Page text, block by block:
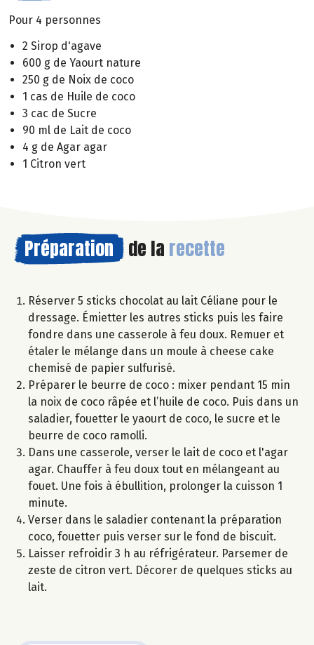
Pour 4 personnes
2 Sirop d'agave
600 g de Yaourt nature
250 g de Noix de coco
1 cas de Huile de coco
3 cac de Sucre
90 ml de Lait de coco
4 g de Agar agar
1 Citron vert
Préparation de la recette
Réserver 5 sticks chocolat au lait Céliane pour le
dressage. Émietter les autres sticks puis les faire
fondre dans une casserole à feu doux. Remuer et
étaler le mélange dans un moule à cheese cake
chemisé de papier sulfurisé.
Préparer le beurre de coco : mixer pendant 15 min
la noix de coco râpée et l’huile de coco. Puis dans un
saladier, fouetter le yaourt de coco, le sucre et le
beurre de coco ramolli.
Dans une casserole, verser le lait de coco et l'agar
agar. Chauffer à feu doux tout en mélangeant au
fouet. Une fois à ébullition, prolonger la cuisson 1
minute.
Verser dans le saladier contenant la préparation
coco, fouetter puis verser sur le fond de biscuit.
Laisser refroidir 3 h au réfrigérateur. Parsemer de
zeste de citron vert. Décorer de quelques sticks au
lait.